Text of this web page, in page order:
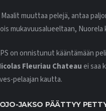
Maalit muuttaa pelejä, antaa
mukavuusalueeltaan, Nuorela
on onnistunut kääntämään
Fleuriau Chateauei saa
pelaajan kautta.
JAKSO PÄÄTTYY